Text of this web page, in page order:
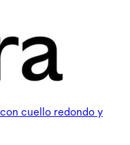
cuello redondo y